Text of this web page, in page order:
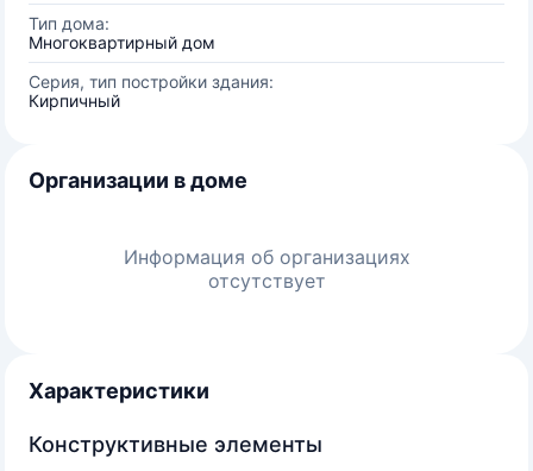
Тип дома:
Многоквартирный дом
Серия, тип постройки здания:
Кирпичный
Организации в доме
Информация об организациях
отсутствует
Характеристики
Конструктивные элементы